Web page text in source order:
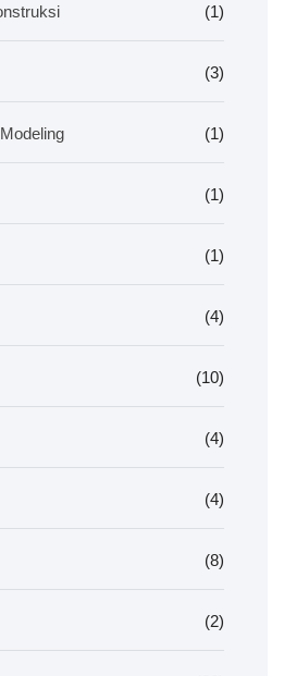
(1)
(3)
(1)
(1)
(1)
(4)
(10)
(4)
(4)
(8)
(2)